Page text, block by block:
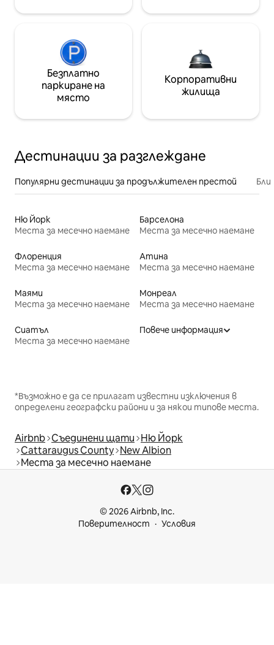
Безплатно
паркиране на
място
Корпоративни
жилища
Дестинации за разглеждане
Популярни дестинации за продължителен престой
Ню Йорк
Места за месечно наемане
Барселона
Места за месечно наемане
Флоренция
Места за месечно наемане
Атина
Места за месечно наемане
Маями
Места за месечно наемане
Монреал
Места за месечно наемане
Сиатъл
Места за месечно наемане
Повече информация
*Възможно е да се прилагат известни изключения в
определени географски райони и за някои типове места.
Airbnb Съединени щати Ню Йорк
Cattaraugus County New Albion
Места за месечно наемане
© 2026 Airbnb, Inc.
Поверителност
Условия